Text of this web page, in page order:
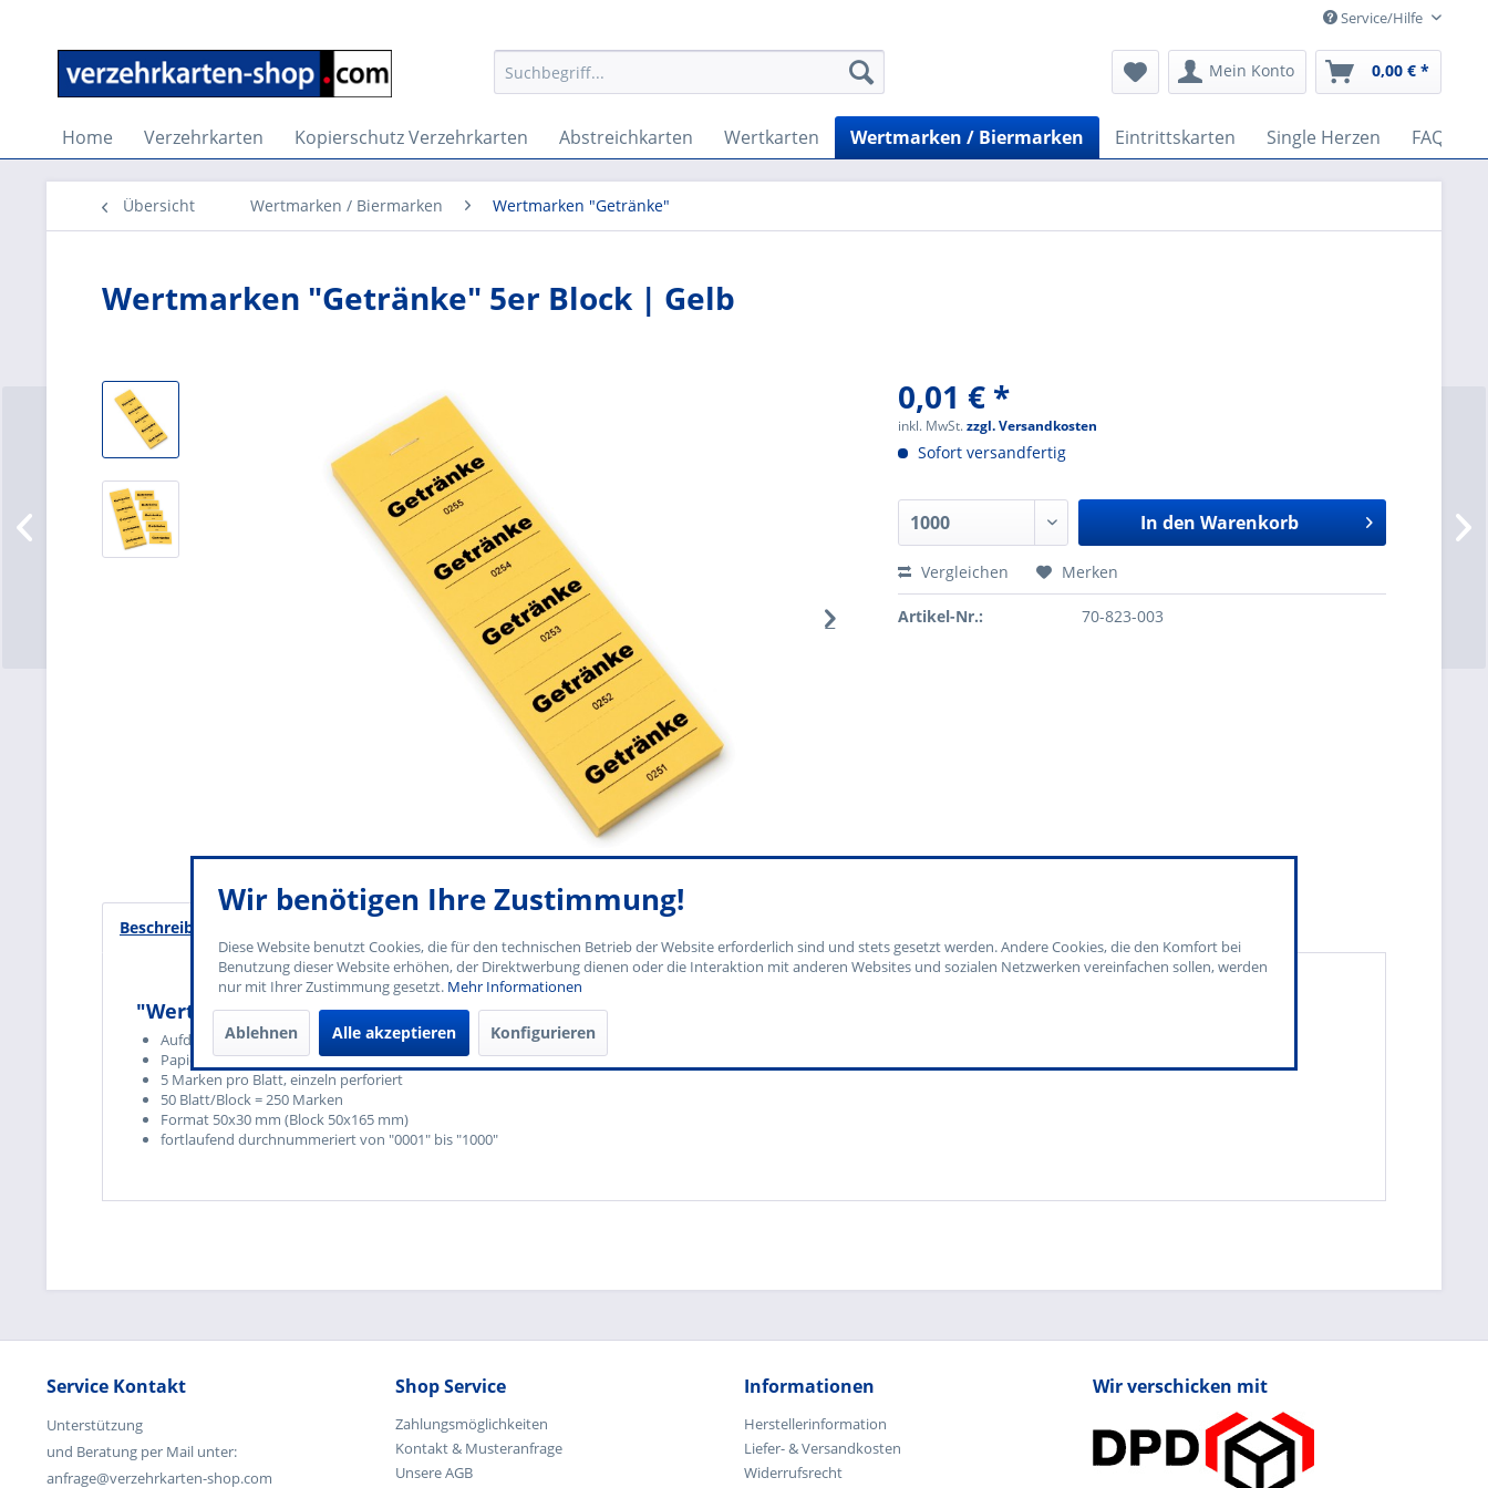
Service/Hilfe
Mein Konto 0,00 € *
Home Verzehrkarten Kopierschutz Verzehrkarten Abstreichkarten Wertkarten Wertmarken / Biermarken Eintrittskarten Single Herzen FAQ
Übersicht Wertmarken / Biermarken Wertmarken "Getränke"
Wertmarken "Getränke" 5er Block | Gelb
0,01 € *
inkl. MwSt.zzgl. Versandkosten
Sofort versandfertig
In den Warenkorb
Vergleichen Merken
Artikel-Nr.: 70-823-003
Beschreibung
"Wertmarken "Getränke" 5er Block | Gelb"
Aufdruck "Getränke"
Papier: 120 g/qm Gelb
5 Marken pro Blatt, einzeln perforiert
50 Blatt/Block = 250 Marken
Format 50x30 mm (Block 50x165 mm)
fortlaufend durchnummeriert von "0001" bis "1000"
Service Kontakt
Unterstützung
und Beratung per Mail unter:
anfrage@verzehrkarten-shop.com
Shop Service
Zahlungsmöglichkeiten
Kontakt & Musteranfrage
Unsere AGB
Informationen
Herstellerinformation
Liefer- & Versandkosten
Widerrufsrecht
Wir verschicken mit
Wir benötigen Ihre Zustimmung!
Diese Website benutzt Cookies, die für den technischen Betrieb der Website erforderlich sind und stets gesetzt werden. Andere Cookies, die den Komfort bei
Benutzung dieser Website erhöhen, der Direktwerbung dienen oder die Interaktion mit anderen Websites und sozialen Netzwerken vereinfachen sollen, werden
nur mit Ihrer Zustimmung gesetzt. Mehr Informationen
Ablehnen Alle akzeptieren Konfigurieren